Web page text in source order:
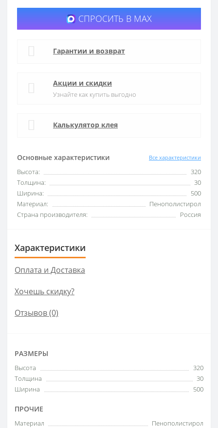
Основные характеристики Все характеристики
Высота:
320
Толщина:
30
Ширина:
500
Материал:
Пенополистирол
Страна производителя:
Россия
СПРОСИТЬ В MAX
Гарантии и возврат
Акции и скидки
Узнайте как купить выгодно
Калькулятор клея
Характеристики
Оплата и Доставка
Хочешь скидку?
Отзывов (0)
РАЗМЕРЫ
Высота
320
Толщина
30
Ширина
500
ПРОЧИЕ
Материал Пенополистирол